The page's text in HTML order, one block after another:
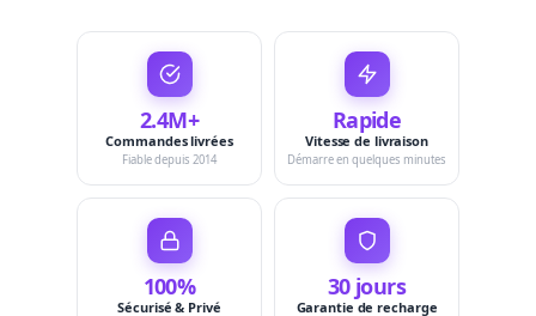
2.4M+
Commandes livrées
Fiable depuis 2014
Rapide
Vitesse de livraison
Démarre en quelques minutes
100%
Sécurisé & Privé
30 jours
Garantie de recharge